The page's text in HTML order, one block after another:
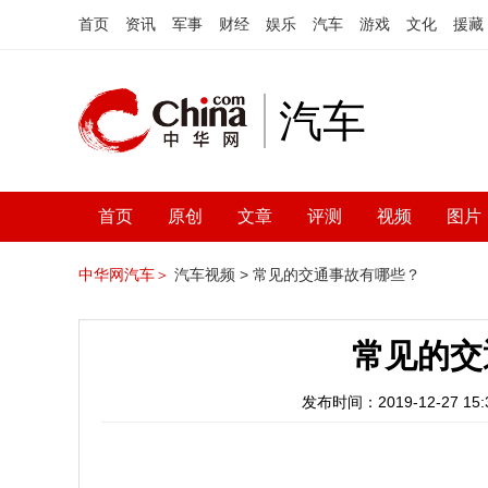
首页 资讯 军事 财经 娱乐 汽车 游戏 文化 援藏
汽车
首页 原创 文章 评测 视频 图片
中华网汽车＞ 汽车视频 > 常见的交通事故有哪些？
常见的
发布时间：2019-12-27